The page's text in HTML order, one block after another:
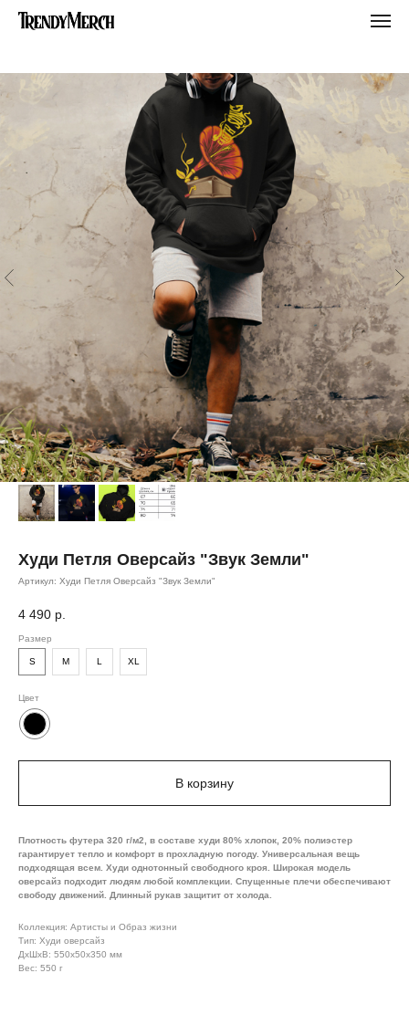
Худи Петля Оверсайз "Звук Земли"
Артикул: Худи Петля Оверсайз "Звук Земли"
4 490 р.
Размер
S M L XL
Цвет
В корзину
Плотность футера 320 г/м2, в составе худи 80% хлопок, 20% полиэстер
гарантирует тепло и комфорт в прохладную погоду. Универсальная вещь
подходящая всем. Худи однотонный свободного кроя. Широкая модель
оверсайз подходит людям любой комплекции. Спущенные плечи обеспечивают
свободу движений. Длинный рукав защитит от холода.
Коллекция: Артисты и Образ жизни
Тип: Худи оверсайз
ДxШxВ: 550x50x350 мм
Вес: 550 г